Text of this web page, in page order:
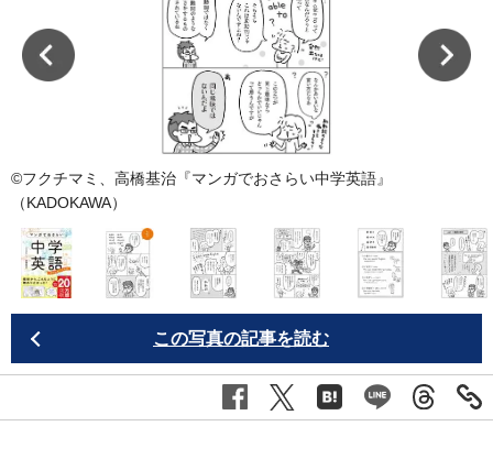
©フクチマミ、高橋基治『マンガでおさらい中学英語』
（KADOKAWA）
この写真の記事を読む